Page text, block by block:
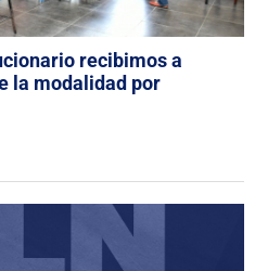
recibimos a
la modalidad por